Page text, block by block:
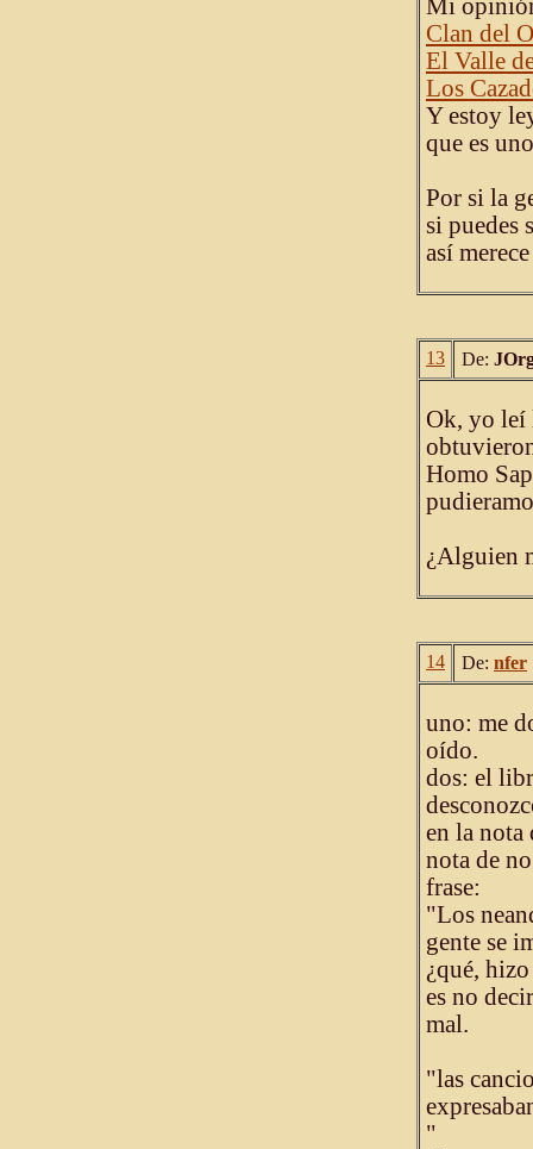
Mi
Clan del
El Valle
Los
Y estoy
que es
Por si la
si puedes
así
13 De:
Ok, yo leí
Homo
¿Alguien
14 De: nfer
uno: me
oído.
dos: el
en la nota
nota de
frase:
"Los
gente se
¿qué,
es no
mal.
"las
"